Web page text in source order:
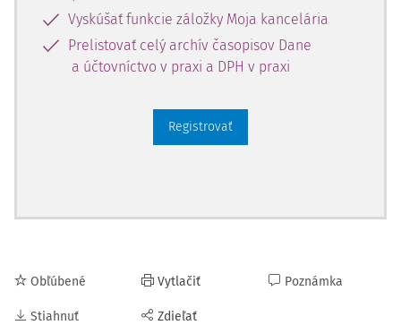
Vyskúšať funkcie záložky Moja kancelária
Prelistovať celý archív časopisov Dane
a účtovníctvo v praxi a DPH v praxi
Registrovať
Obľúbené
Stiahnuť
Vytlačiť
Zdieľať
Poznámka